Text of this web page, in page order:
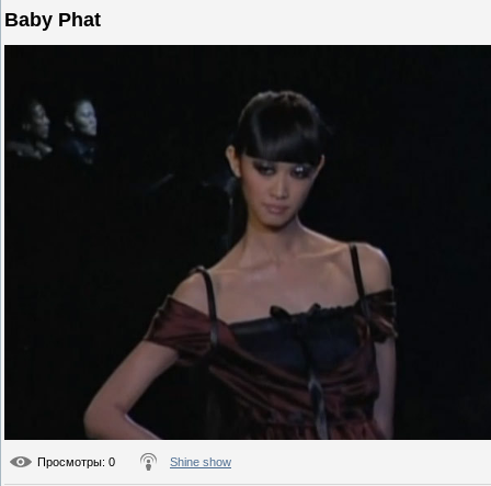
Baby Phat
Просмотры: 0 Shine show